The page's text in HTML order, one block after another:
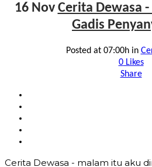
16 Nov Cerita Dewasa
Gadis
Posted at 07:00hin
0Likes
Share
Cerita Dewasa - malam itu aku